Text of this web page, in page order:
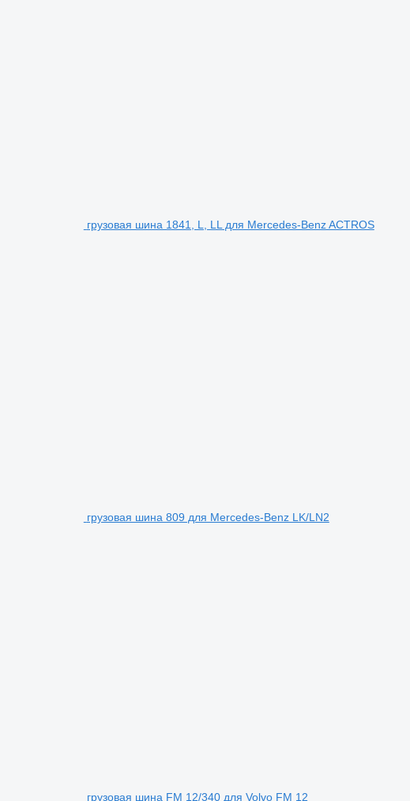
грузовая шина 1841, L, LL для Mercedes-Benz ACTROS
грузовая шина 809 для Mercedes-Benz LK/LN2
грузовая шина FM 12/340 для Volvo FM 12